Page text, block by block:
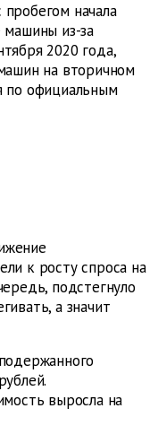
начала
машины из-за
2020 года,
на вторичном
по официальным
к росту спроса на
подстегнуло
а значит
выросла на